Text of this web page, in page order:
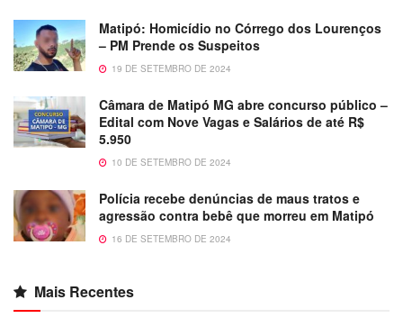
Matipó: Homicídio no Córrego dos Lourenços
– PM Prende os Suspeitos
19 DE SETEMBRO DE 2024
Câmara de Matipó MG abre concurso público –
Edital com Nove Vagas e Salários de até R$
5.950
10 DE SETEMBRO DE 2024
Polícia recebe denúncias de maus tratos e
agressão contra bebê que morreu em Matipó
16 DE SETEMBRO DE 2024
Mais Recentes